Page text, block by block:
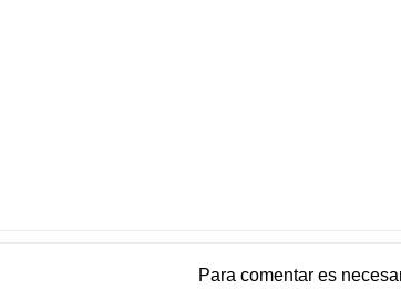
Para comentar es